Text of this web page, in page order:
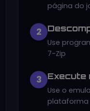
página do
2
Use
7-Zip
3 Execute
Use o
plataforma